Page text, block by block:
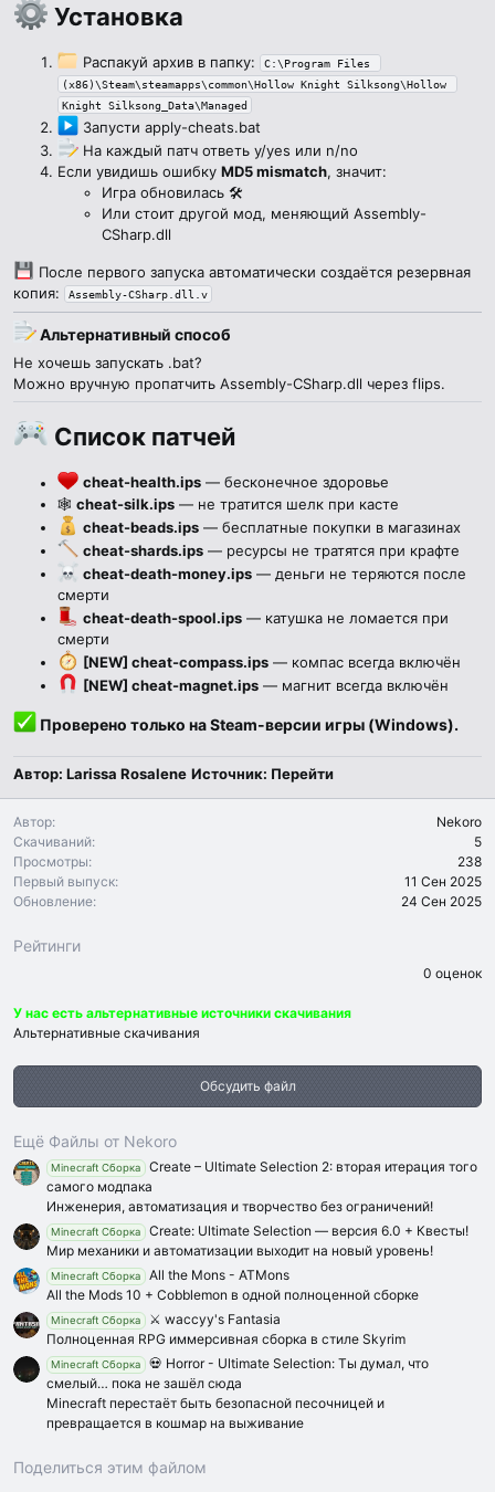
Установка​
Распакуй архив в папку:
C:\Program Files
(x86)\Steam\steamapps\common\Hollow Knight Silksong\Hollow
Knight Silksong_Data\Managed
Запусти apply-cheats.bat
На каждый патч ответь y/yes или n/no
Если увидишь ошибку MD5 mismatch, значит:
Игра обновилась 🛠
Или стоит другой мод, меняющий Assembly-
CSharp.dll
После первого запуска автоматически создаётся резервная
копия:
Assembly-CSharp.dll.v
Альтернативный способ​
Не хочешь запускать .bat?
Можно вручную пропатчить Assembly-CSharp.dll через flips.
Список патчей​
cheat-health.ips — бесконечное здоровье
🕸 cheat-silk.ips — не тратится шелк при касте
cheat-beads.ips — бесплатные покупки в магазинах
cheat-shards.ips — ресурсы не тратятся при крафте
cheat-death-money.ips — деньги не теряются после
смерти
cheat-death-spool.ips — катушка не ломается при
смерти
[NEW] cheat-compass.ips — компас всегда включён
[NEW] cheat-magnet.ips — магнит всегда включён
Проверено только на Steam-версии игры (Windows).​
Автор: Larissa Rosalene Источник: Перейти
Автор
Nekoro
Скачиваний
5
Просмотры
238
Первый выпуск
11 Сен 2025
Обновление
24 Сен 2025
Рейтинги
0
з
ё
0 оценок
У нас есть альтернативные источники скачивания
Альтернативные скачивания
Обсудить файл
Ещё Файлы от Nekoro
Minecraft Сборка
Create – Ultimate Selection 2: вторая итерация того
самого модпака
Инженерия, автоматизация и творчество без ограничений!
Minecraft Сборка
Create: Ultimate Selection — версия 6.0 + Квесты!
Мир механики и автоматизации выходит на новый уровень!
Minecraft Сборка
All the Mons - ATMons
All the Mods 10 + Cobblemon в одной полноценной сборке
Minecraft Сборка
⚔️ waccyy's Fantasia
Полноценная RPG иммерсивная сборка в стиле Skyrim
Minecraft Сборка
💀 Horror - Ultimate Selection: Ты думал, что
смелый… пока не зашёл сюда
Minecraft перестаёт быть безопасной песочницей и
превращается в кошмар на выживание
Поделиться этим файлом